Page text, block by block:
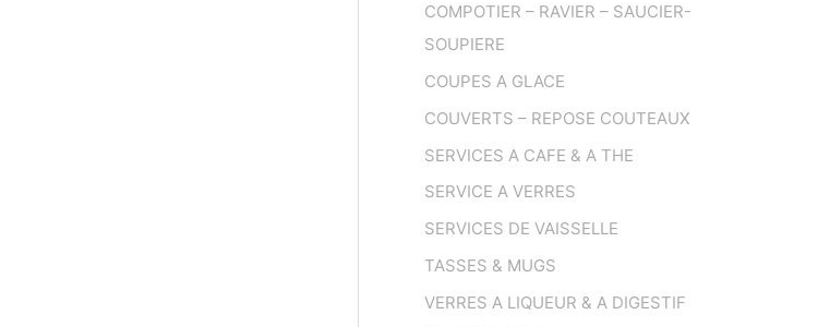
COMPOTIER – RAVIER – SAUCIER-
SOUPIERE
COUPES A GLACE
COUVERTS – REPOSE COUTEAUX
SERVICES A CAFE & A THE
SERVICE A VERRES
SERVICES DE VAISSELLE
TASSES & MUGS
VERRES A LIQUEUR & A DIGESTIF